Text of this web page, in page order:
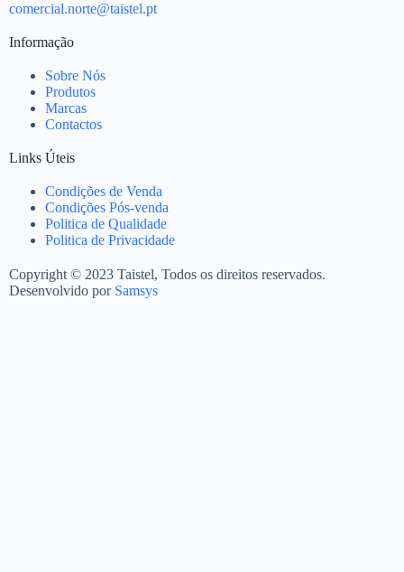
comercial.norte@taistel.pt
Informação
Sobre Nós
Produtos
Marcas
Contactos
Links Úteis
Condições de Venda
Condições Pós-venda
Politica de Qualidade
Politica de Privacidade
Copyright © 2023 Taistel, Todos os direitos reservados.
Desenvolvido por Samsys